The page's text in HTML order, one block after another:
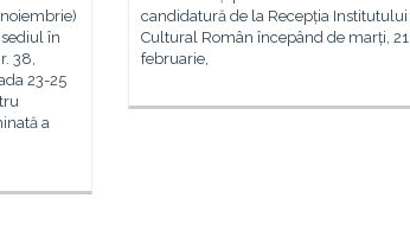
candidatură de la Recepția Institutului
Cultural Român începând de marți, 21
februarie,
în
38,
23-25
a